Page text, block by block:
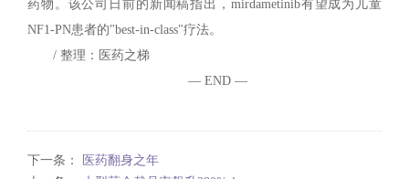
药物。该公司日前的新闻稿指出，mirdametinib有望成为儿童
NF1-PN患者的"best-in-class"疗法。
/ 整理：医药之梯
— END —
下一条：
医药翻身之年